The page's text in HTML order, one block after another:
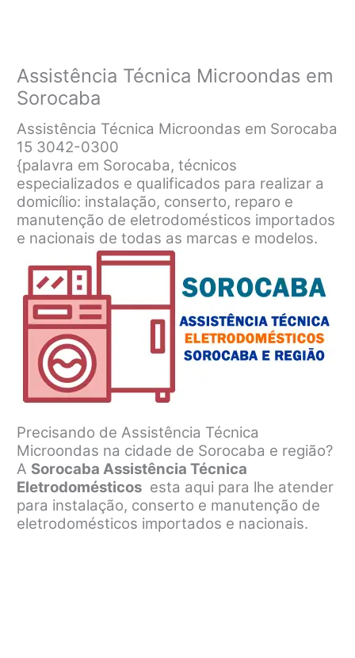
Assistência Técnica Microondas em
Sorocaba
Assistência Técnica Microondas em Sorocaba
15 3042-0300
{palavra em Sorocaba, técnicos
especializados e qualificados para realizar a
domicílio: instalação, conserto, reparo e
manutenção de eletrodomésticos importados
e nacionais de todas as marcas e modelos.
Precisando de Assistência Técnica
Microondas na cidade de Sorocaba e região?
A Sorocaba Assistência Técnica
Eletrodomésticos esta aqui para lhe atender
para instalação, conserto e manutenção de
eletrodomésticos importados e nacionais.